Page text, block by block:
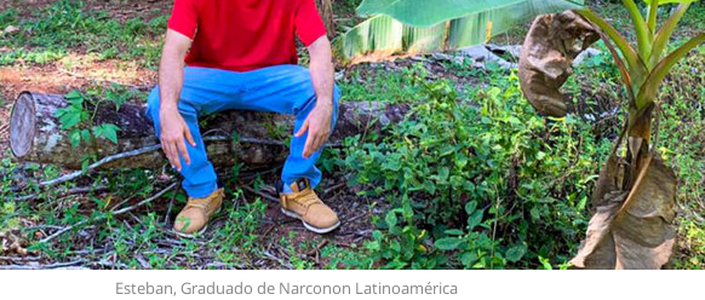
Esteban, Graduado de Narconon Latinoamérica